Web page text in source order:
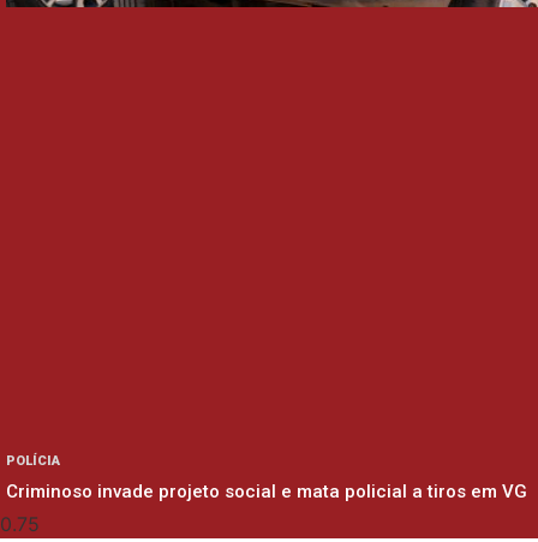
POLÍCIA
Criminoso invade projeto social e mata policial a tiros em VG